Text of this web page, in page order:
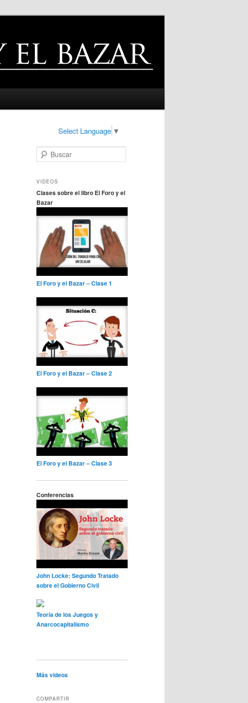
Select Language ▼
u
c
r
VIDEOS
Clases sobre el libro El Foro y el
Bazar
El Foro y el Bazar – Clase 1
El Foro y el Bazar – Clase 2
El Foro y el Bazar – Clase 3
Conferencias
John Locke: Segundo Tratado
sobre el Gobierno Civil
Teoría de los Juegos y
Anarcocapitalismo
Más videos
COMPARTIR